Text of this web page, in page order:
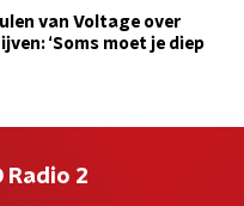
van Voltage over
‘Soms moet je diep
Radio 2